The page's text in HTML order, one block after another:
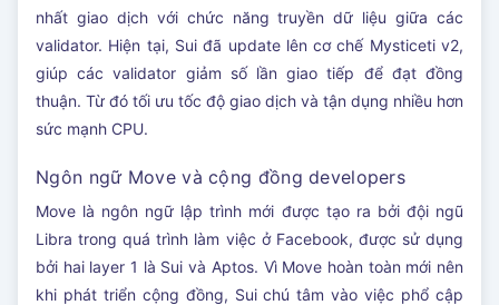
nhất giao dịch với chức năng truyền dữ liệu giữa các
validator. Hiện tại, Sui đã update lên cơ chế Mysticeti v2,
giúp các validator giảm số lần giao tiếp để đạt đồng
thuận. Từ đó tối ưu tốc độ giao dịch và tận dụng nhiều hơn
sức mạnh CPU.
Ngôn ngữ Move và cộng đồng developers
Move là ngôn ngữ lập trình mới được tạo ra bởi đội ngũ
Libra trong quá trình làm việc ở Facebook, được sử dụng
bởi hai layer 1 là Sui và Aptos. Vì Move hoàn toàn mới nên
khi phát triển cộng đồng, Sui chú tâm vào việc phổ cập